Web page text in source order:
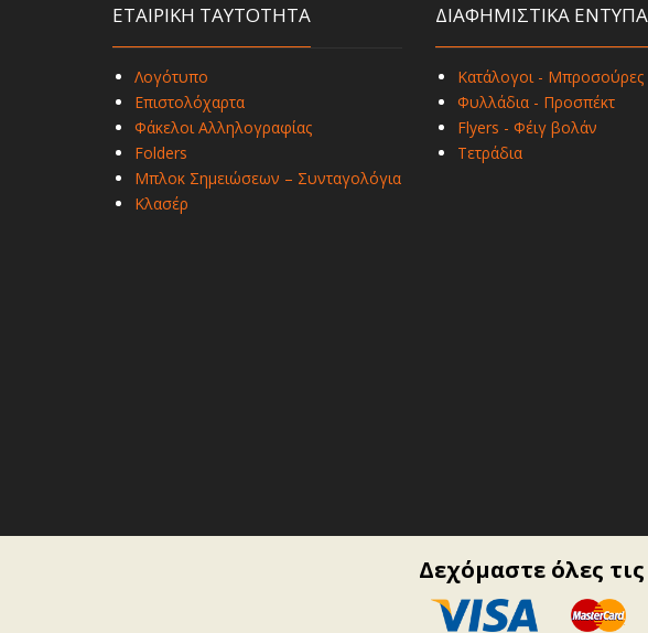
ΕΤΑΙΡΙΚΗ ΤΑΥΤΟΤΗΤΑ
Λογότυπο
Επιστολόχαρτα
Φάκελοι Αλληλογραφίας
Folders
Μπλοκ Σημειώσεων – Συνταγολόγια
Κλασέρ
ΔΙΑΦΗΜΙΣΤΙΚΑ ΕΝΤΥΠΑ
Κατάλογοι - Μπροσούρες
Φυλλάδια - Προσπέκτ
Flyers - Φέιγ βολάν
Τετράδια
Δεχόμαστε όλες